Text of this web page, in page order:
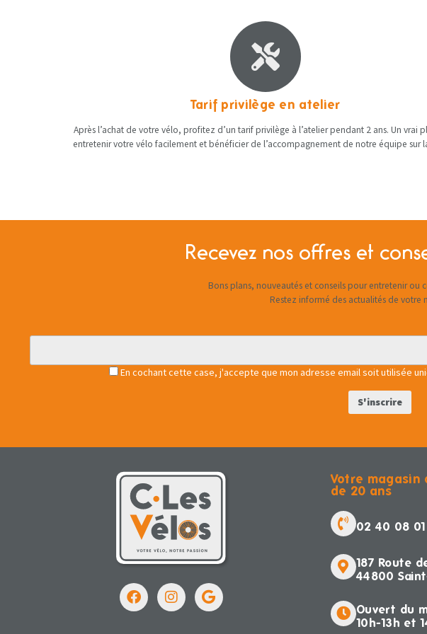
Tarif privilège en atelier
Après l’achat de votre vélo, profitez d’un tarif privilège à l’atelier pendant 2 ans. Un vrai
entretenir votre vélo facilement et bénéficier de l’accompagnement de notre équipe sur
Recevez nos offres et
Bons plans, nouveautés et conseils pour entretenir ou
Restez informé des actualités de votre
En cochant cette case, j'accepte que mon adresse email soit utilisée
Votre magasin
de 20 ans
02 40 08 01
187 Route
44800
Ouvert du
10h-13h et